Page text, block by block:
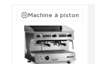
Machine à piston